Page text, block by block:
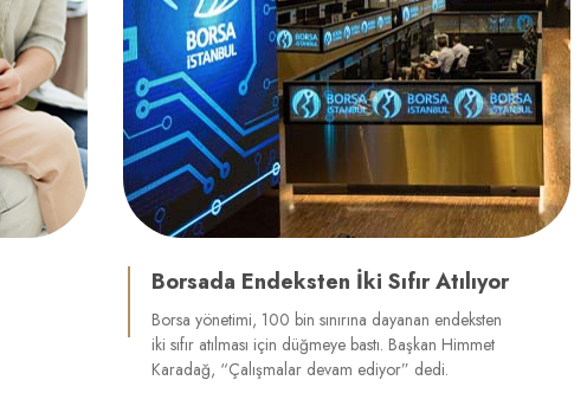
Borsada Endeksten İki Sıfır Atılıyor
Borsa yönetimi, 100 bin sınırına dayanan endeksten
iki sıfır atılması için düğmeye bastı. Başkan Himmet
Karadağ, “Çalışmalar devam ediyor” dedi.